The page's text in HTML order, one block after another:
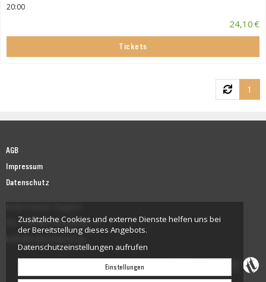
20:00
24,10 €
Tickets
1
AGB
Impressum
Datenschutz
Tel.: +49 561 350 296 28 - 0
Zusätzliche Cookies und externe Dienste helfen uns bei
der Bereitstellung dieses Angebots.
Datenschutzeinstellungen aufrufen
Einstellungen